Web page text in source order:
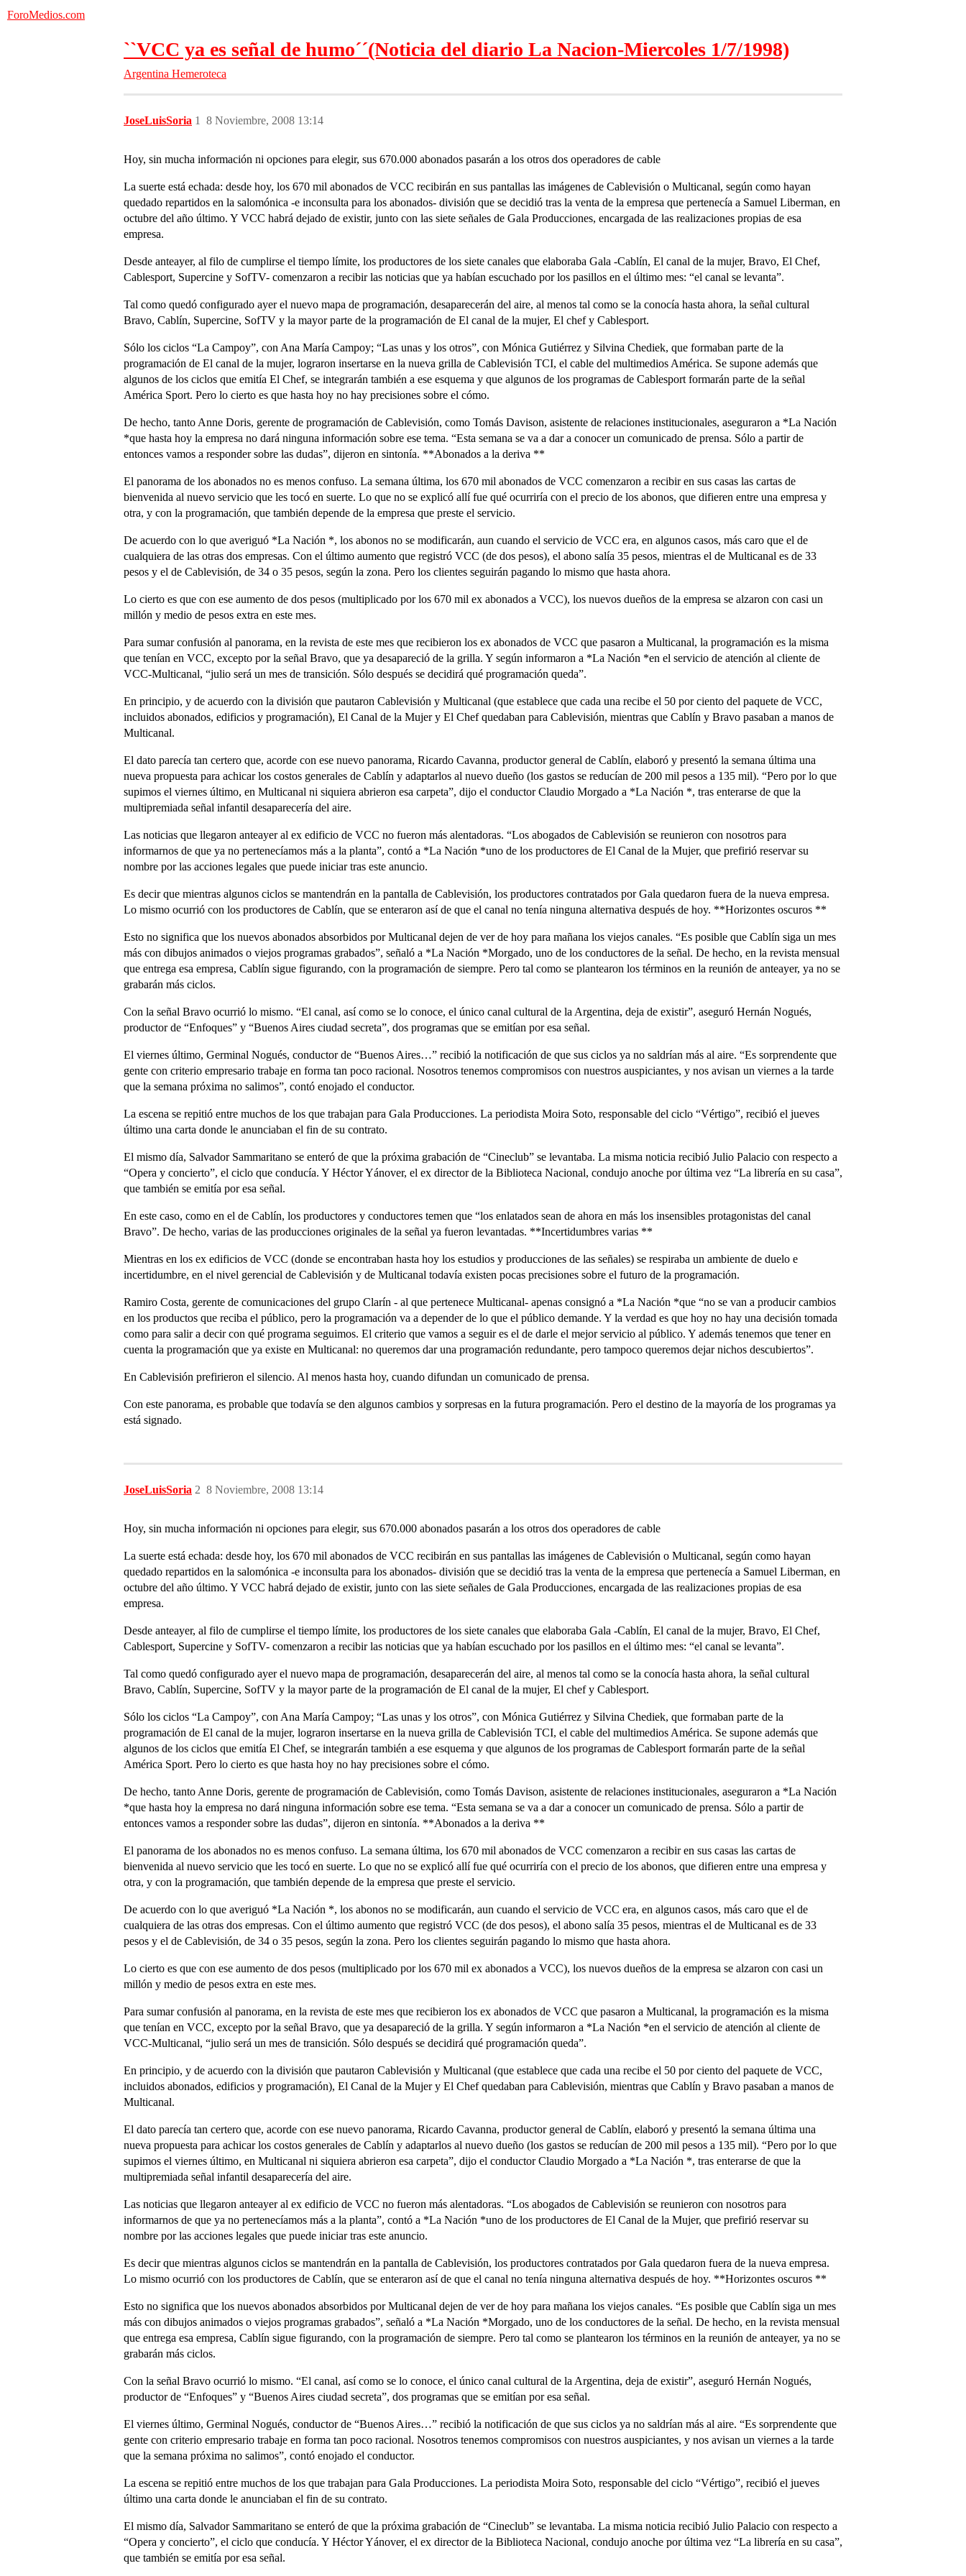
ForoMedios.com
``VCC ya es señal de humo´´(Noticia del diario La Nacion-Miercoles 1/7/1998)
Argentina Hemeroteca
JoseLuisSoria 8 Noviembre, 2008 13:14
1
Hoy, sin mucha información ni opciones para elegir, sus 670.000 abonados pasarán a los otros dos operadores de cable
La suerte está echada: desde hoy, los 670 mil abonados de VCC recibirán en sus pantallas las imágenes de Cablevisión o Multicanal, según como hayan
quedado repartidos en la salomónica -e inconsulta para los abonados- división que se decidió tras la venta de la empresa que pertenecía a Samuel Liberman, en
octubre del año último. Y VCC habrá dejado de existir, junto con las siete señales de Gala Producciones, encargada de las realizaciones propias de esa
empresa.
Desde anteayer, al filo de cumplirse el tiempo límite, los productores de los siete canales que elaboraba Gala -Cablín, El canal de la mujer, Bravo, El Chef,
Cablesport, Supercine y SofTV- comenzaron a recibir las noticias que ya habían escuchado por los pasillos en el último mes: “el canal se levanta”.
Tal como quedó configurado ayer el nuevo mapa de programación, desaparecerán del aire, al menos tal como se la conocía hasta ahora, la señal cultural
Bravo, Cablín, Supercine, SofTV y la mayor parte de la programación de El canal de la mujer, El chef y Cablesport.
Sólo los ciclos “La Campoy”, con Ana María Campoy; “Las unas y los otros”, con Mónica Gutiérrez y Silvina Chediek, que formaban parte de la
programación de El canal de la mujer, lograron insertarse en la nueva grilla de Cablevisión TCI, el cable del multimedios América. Se supone además que
algunos de los ciclos que emitía El Chef, se integrarán también a ese esquema y que algunos de los programas de Cablesport formarán parte de la señal
América Sport. Pero lo cierto es que hasta hoy no hay precisiones sobre el cómo.
De hecho, tanto Anne Doris, gerente de programación de Cablevisión, como Tomás Davison, asistente de relaciones institucionales, aseguraron a *La Nación
*que hasta hoy la empresa no dará ninguna información sobre ese tema. “Esta semana se va a dar a conocer un comunicado de prensa. Sólo a partir de
entonces vamos a responder sobre las dudas”, dijeron en sintonía. **Abonados a la deriva **
El panorama de los abonados no es menos confuso. La semana última, los 670 mil abonados de VCC comenzaron a recibir en sus casas las cartas de
bienvenida al nuevo servicio que les tocó en suerte. Lo que no se explicó allí fue qué ocurriría con el precio de los abonos, que difieren entre una empresa y
otra, y con la programación, que también depende de la empresa que preste el servicio.
De acuerdo con lo que averiguó *La Nación *, los abonos no se modificarán, aun cuando el servicio de VCC era, en algunos casos, más caro que el de
cualquiera de las otras dos empresas. Con el último aumento que registró VCC (de dos pesos), el abono salía 35 pesos, mientras el de Multicanal es de 33
pesos y el de Cablevisión, de 34 o 35 pesos, según la zona. Pero los clientes seguirán pagando lo mismo que hasta ahora.
Lo cierto es que con ese aumento de dos pesos (multiplicado por los 670 mil ex abonados a VCC), los nuevos dueños de la empresa se alzaron con casi un
millón y medio de pesos extra en este mes.
Para sumar confusión al panorama, en la revista de este mes que recibieron los ex abonados de VCC que pasaron a Multicanal, la programación es la misma
que tenían en VCC, excepto por la señal Bravo, que ya desapareció de la grilla. Y según informaron a *La Nación *en el servicio de atención al cliente de
VCC-Multicanal, “julio será un mes de transición. Sólo después se decidirá qué programación queda”.
En principio, y de acuerdo con la división que pautaron Cablevisión y Multicanal (que establece que cada una recibe el 50 por ciento del paquete de VCC,
incluidos abonados, edificios y programación), El Canal de la Mujer y El Chef quedaban para Cablevisión, mientras que Cablín y Bravo pasaban a manos de
Multicanal.
El dato parecía tan certero que, acorde con ese nuevo panorama, Ricardo Cavanna, productor general de Cablín, elaboró y presentó la semana última una
nueva propuesta para achicar los costos generales de Cablín y adaptarlos al nuevo dueño (los gastos se reducían de 200 mil pesos a 135 mil). “Pero por lo que
supimos el viernes último, en Multicanal ni siquiera abrieron esa carpeta”, dijo el conductor Claudio Morgado a *La Nación *, tras enterarse de que la
multipremiada señal infantil desaparecería del aire.
Las noticias que llegaron anteayer al ex edificio de VCC no fueron más alentadoras. “Los abogados de Cablevisión se reunieron con nosotros para
informarnos de que ya no pertenecíamos más a la planta”, contó a *La Nación *uno de los productores de El Canal de la Mujer, que prefirió reservar su
nombre por las acciones legales que puede iniciar tras este anuncio.
Es decir que mientras algunos ciclos se mantendrán en la pantalla de Cablevisión, los productores contratados por Gala quedaron fuera de la nueva empresa.
Lo mismo ocurrió con los productores de Cablín, que se enteraron así de que el canal no tenía ninguna alternativa después de hoy. **Horizontes oscuros **
Esto no significa que los nuevos abonados absorbidos por Multicanal dejen de ver de hoy para mañana los viejos canales. “Es posible que Cablín siga un mes
más con dibujos animados o viejos programas grabados”, señaló a *La Nación *Morgado, uno de los conductores de la señal. De hecho, en la revista mensual
que entrega esa empresa, Cablín sigue figurando, con la programación de siempre. Pero tal como se plantearon los términos en la reunión de anteayer, ya no se
grabarán más ciclos.
Con la señal Bravo ocurrió lo mismo. “El canal, así como se lo conoce, el único canal cultural de la Argentina, deja de existir”, aseguró Hernán Nogués,
productor de “Enfoques” y “Buenos Aires ciudad secreta”, dos programas que se emitían por esa señal.
El viernes último, Germinal Nogués, conductor de “Buenos Aires…” recibió la notificación de que sus ciclos ya no saldrían más al aire. “Es sorprendente que
gente con criterio empresario trabaje en forma tan poco racional. Nosotros tenemos compromisos con nuestros auspiciantes, y nos avisan un viernes a la tarde
que la semana próxima no salimos”, contó enojado el conductor.
La escena se repitió entre muchos de los que trabajan para Gala Producciones. La periodista Moira Soto, responsable del ciclo “Vértigo”, recibió el jueves
último una carta donde le anunciaban el fin de su contrato.
El mismo día, Salvador Sammaritano se enteró de que la próxima grabación de “Cineclub” se levantaba. La misma noticia recibió Julio Palacio con respecto a
“Opera y concierto”, el ciclo que conducía. Y Héctor Yánover, el ex director de la Biblioteca Nacional, condujo anoche por última vez “La librería en su casa”,
que también se emitía por esa señal.
En este caso, como en el de Cablín, los productores y conductores temen que “los enlatados sean de ahora en más los insensibles protagonistas del canal
Bravo”. De hecho, varias de las producciones originales de la señal ya fueron levantadas. **Incertidumbres varias **
Mientras en los ex edificios de VCC (donde se encontraban hasta hoy los estudios y producciones de las señales) se respiraba un ambiente de duelo e
incertidumbre, en el nivel gerencial de Cablevisión y de Multicanal todavía existen pocas precisiones sobre el futuro de la programación.
Ramiro Costa, gerente de comunicaciones del grupo Clarín - al que pertenece Multicanal- apenas consignó a *La Nación *que “no se van a producir cambios
en los productos que reciba el público, pero la programación va a depender de lo que el público demande. Y la verdad es que hoy no hay una decisión tomada
como para salir a decir con qué programa seguimos. El criterio que vamos a seguir es el de darle el mejor servicio al público. Y además tenemos que tener en
cuenta la programación que ya existe en Multicanal: no queremos dar una programación redundante, pero tampoco queremos dejar nichos descubiertos”.
En Cablevisión prefirieron el silencio. Al menos hasta hoy, cuando difundan un comunicado de prensa.
Con este panorama, es probable que todavía se den algunos cambios y sorpresas en la futura programación. Pero el destino de la mayoría de los programas ya
está signado.
JoseLuisSoria 8 Noviembre, 2008 13:14
2
Hoy, sin mucha información ni opciones para elegir, sus 670.000 abonados pasarán a los otros dos operadores de cable
La suerte está echada: desde hoy, los 670 mil abonados de VCC recibirán en sus pantallas las imágenes de Cablevisión o Multicanal, según como hayan
quedado repartidos en la salomónica -e inconsulta para los abonados- división que se decidió tras la venta de la empresa que pertenecía a Samuel Liberman, en
octubre del año último. Y VCC habrá dejado de existir, junto con las siete señales de Gala Producciones, encargada de las realizaciones propias de esa
empresa.
Desde anteayer, al filo de cumplirse el tiempo límite, los productores de los siete canales que elaboraba Gala -Cablín, El canal de la mujer, Bravo, El Chef,
Cablesport, Supercine y SofTV- comenzaron a recibir las noticias que ya habían escuchado por los pasillos en el último mes: “el canal se levanta”.
Tal como quedó configurado ayer el nuevo mapa de programación, desaparecerán del aire, al menos tal como se la conocía hasta ahora, la señal cultural
Bravo, Cablín, Supercine, SofTV y la mayor parte de la programación de El canal de la mujer, El chef y Cablesport.
Sólo los ciclos “La Campoy”, con Ana María Campoy; “Las unas y los otros”, con Mónica Gutiérrez y Silvina Chediek, que formaban parte de la
programación de El canal de la mujer, lograron insertarse en la nueva grilla de Cablevisión TCI, el cable del multimedios América. Se supone además que
algunos de los ciclos que emitía El Chef, se integrarán también a ese esquema y que algunos de los programas de Cablesport formarán parte de la señal
América Sport. Pero lo cierto es que hasta hoy no hay precisiones sobre el cómo.
De hecho, tanto Anne Doris, gerente de programación de Cablevisión, como Tomás Davison, asistente de relaciones institucionales, aseguraron a *La Nación
*que hasta hoy la empresa no dará ninguna información sobre ese tema. “Esta semana se va a dar a conocer un comunicado de prensa. Sólo a partir de
entonces vamos a responder sobre las dudas”, dijeron en sintonía. **Abonados a la deriva **
El panorama de los abonados no es menos confuso. La semana última, los 670 mil abonados de VCC comenzaron a recibir en sus casas las cartas de
bienvenida al nuevo servicio que les tocó en suerte. Lo que no se explicó allí fue qué ocurriría con el precio de los abonos, que difieren entre una empresa y
otra, y con la programación, que también depende de la empresa que preste el servicio.
De acuerdo con lo que averiguó *La Nación *, los abonos no se modificarán, aun cuando el servicio de VCC era, en algunos casos, más caro que el de
cualquiera de las otras dos empresas. Con el último aumento que registró VCC (de dos pesos), el abono salía 35 pesos, mientras el de Multicanal es de 33
pesos y el de Cablevisión, de 34 o 35 pesos, según la zona. Pero los clientes seguirán pagando lo mismo que hasta ahora.
Lo cierto es que con ese aumento de dos pesos (multiplicado por los 670 mil ex abonados a VCC), los nuevos dueños de la empresa se alzaron con casi un
millón y medio de pesos extra en este mes.
Para sumar confusión al panorama, en la revista de este mes que recibieron los ex abonados de VCC que pasaron a Multicanal, la programación es la misma
que tenían en VCC, excepto por la señal Bravo, que ya desapareció de la grilla. Y según informaron a *La Nación *en el servicio de atención al cliente de
VCC-Multicanal, “julio será un mes de transición. Sólo después se decidirá qué programación queda”.
En principio, y de acuerdo con la división que pautaron Cablevisión y Multicanal (que establece que cada una recibe el 50 por ciento del paquete de VCC,
incluidos abonados, edificios y programación), El Canal de la Mujer y El Chef quedaban para Cablevisión, mientras que Cablín y Bravo pasaban a manos de
Multicanal.
El dato parecía tan certero que, acorde con ese nuevo panorama, Ricardo Cavanna, productor general de Cablín, elaboró y presentó la semana última una
nueva propuesta para achicar los costos generales de Cablín y adaptarlos al nuevo dueño (los gastos se reducían de 200 mil pesos a 135 mil). “Pero por lo que
supimos el viernes último, en Multicanal ni siquiera abrieron esa carpeta”, dijo el conductor Claudio Morgado a *La Nación *, tras enterarse de que la
multipremiada señal infantil desaparecería del aire.
Las noticias que llegaron anteayer al ex edificio de VCC no fueron más alentadoras. “Los abogados de Cablevisión se reunieron con nosotros para
informarnos de que ya no pertenecíamos más a la planta”, contó a *La Nación *uno de los productores de El Canal de la Mujer, que prefirió reservar su
nombre por las acciones legales que puede iniciar tras este anuncio.
Es decir que mientras algunos ciclos se mantendrán en la pantalla de Cablevisión, los productores contratados por Gala quedaron fuera de la nueva empresa.
Lo mismo ocurrió con los productores de Cablín, que se enteraron así de que el canal no tenía ninguna alternativa después de hoy. **Horizontes oscuros **
Esto no significa que los nuevos abonados absorbidos por Multicanal dejen de ver de hoy para mañana los viejos canales. “Es posible que Cablín siga un mes
más con dibujos animados o viejos programas grabados”, señaló a *La Nación *Morgado, uno de los conductores de la señal. De hecho, en la revista mensual
que entrega esa empresa, Cablín sigue figurando, con la programación de siempre. Pero tal como se plantearon los términos en la reunión de anteayer, ya no se
grabarán más ciclos.
Con la señal Bravo ocurrió lo mismo. “El canal, así como se lo conoce, el único canal cultural de la Argentina, deja de existir”, aseguró Hernán Nogués,
productor de “Enfoques” y “Buenos Aires ciudad secreta”, dos programas que se emitían por esa señal.
El viernes último, Germinal Nogués, conductor de “Buenos Aires…” recibió la notificación de que sus ciclos ya no saldrían más al aire. “Es sorprendente que
gente con criterio empresario trabaje en forma tan poco racional. Nosotros tenemos compromisos con nuestros auspiciantes, y nos avisan un viernes a la tarde
que la semana próxima no salimos”, contó enojado el conductor.
La escena se repitió entre muchos de los que trabajan para Gala Producciones. La periodista Moira Soto, responsable del ciclo “Vértigo”, recibió el jueves
último una carta donde le anunciaban el fin de su contrato.
El mismo día, Salvador Sammaritano se enteró de que la próxima grabación de “Cineclub” se levantaba. La misma noticia recibió Julio Palacio con respecto a
“Opera y concierto”, el ciclo que conducía. Y Héctor Yánover, el ex director de la Biblioteca Nacional, condujo anoche por última vez “La librería en su casa”,
que también se emitía por esa señal.